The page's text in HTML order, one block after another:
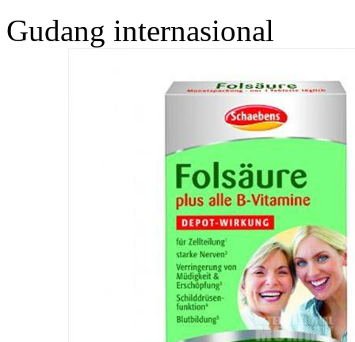
Gudang internasional